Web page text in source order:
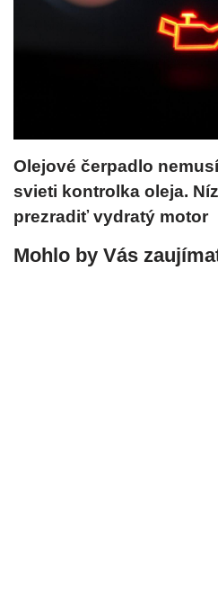
Olejové čerpadlo
svieti kontrolka oleja.
prezradiť vydratý motor
Mohlo by Vás